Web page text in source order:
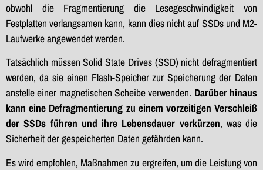
obwohl die Fragmentierung die Lesegeschwindigkeit von
Festplatten verlangsamen kann, kann dies nicht auf SSDs und M2-
Laufwerke angewendet werden.
Tatsächlich müssen Solid State Drives (SSD) nicht defragmentiert
werden, da sie einen Flash-Speicher zur Speicherung der Daten
anstelle einer magnetischen Scheibe verwenden. Darüber hinaus
kann eine Defragmentierung zu einem vorzeitigen Verschleiß
der SSDs führen und ihre Lebensdauer verkürzen, was die
Sicherheit der gespeicherten Daten gefährden kann.
Es wird empfohlen, Maßnahmen zu ergreifen, um die Leistung von